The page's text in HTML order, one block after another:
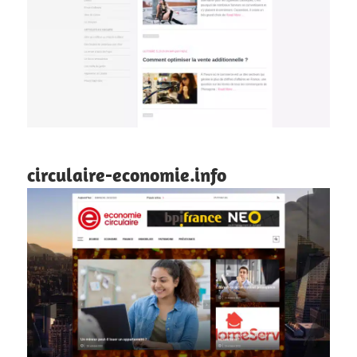
circulaire-economie.info